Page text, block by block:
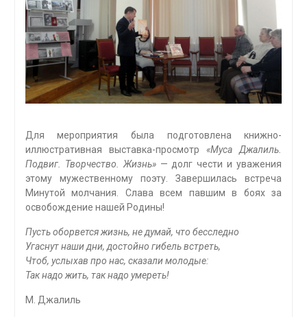
Для мероприятия была подготовлена книжно-
иллюстративная выставка-просмотр«Муса Джалиль.
Подвиг. Творчество. Жизнь»— долг чести и уважения
этому мужественному поэту. Завершилась встреча
Минутой молчания. Слава всем павшим в боях за
освобождение нашей Родины!
Пусть оборвется жизнь, не думай, что бесследно
Угаснут наши дни, достойно гибель встреть,
Чтоб, услыхав про нас, сказали молодые:
Так надо жить, так надо умереть!
М. Джалиль